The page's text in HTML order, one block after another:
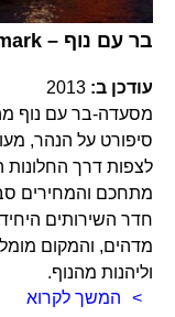
Watermark – בר עם נוף
עודכן ב: 2013
מסעדה-בר עם נוף
סיפורט על הנהר,
לצפות דרך החלונות
מתחכם והמחירים
חדר השירותים
מדהים, והמקום
וליהנות מהנוף.
המשך לקרוא